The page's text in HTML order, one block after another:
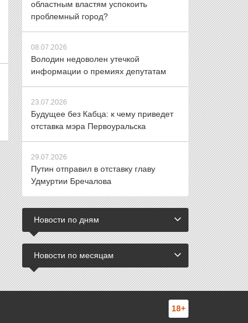
областным властям успокоить
проблемный город?
08.07.2026
Володин недоволен утечкой
информации о премиях депутатам
23.07.2026
Будущее без Кабца: к чему приведет
отставка мэра Первоуральска
29.07.2026
Путин отправил в отставку главу
Удмуртии Бречалова
Новости по дням
Новости по месяцам
18+